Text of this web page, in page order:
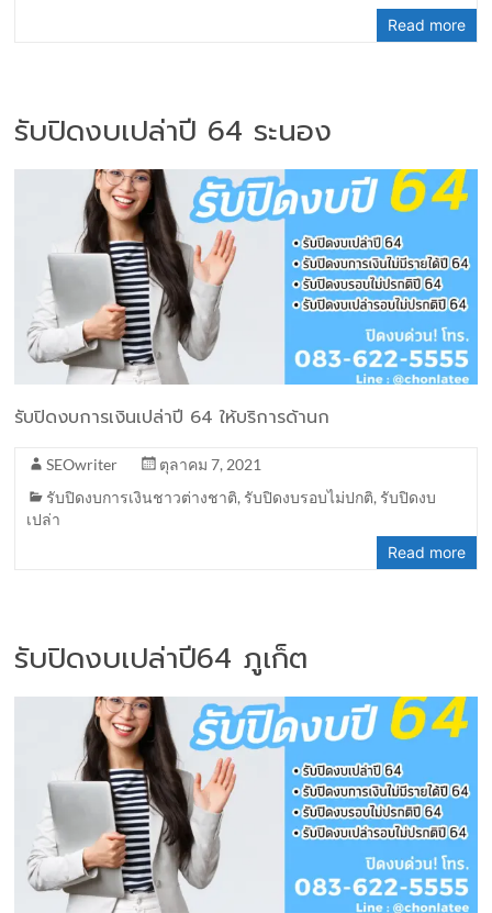
Read more
รับปิดงบเปล่าปี 64 ระนอง
รับปิดงบการเงินเปล่าปี 64 ให้บริการด้านก
SEOwriter
ตุลาคม 7, 2021
รับปิดงบการเงินชาวต่างชาติ, รับปิดงบรอบไม่ปกติ, รับปิดงบ
เปล่า
Read more
รับปิดงบเปล่าปี64 ภูเก็ต